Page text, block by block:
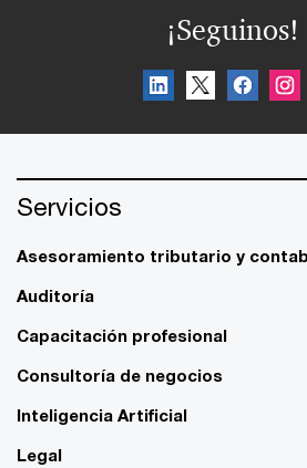
¡Seguinos!
Servicios
Asesoramiento tributario y
Auditoría
Capacitación profesional
Consultoría de negocios
Inteligencia Artificial
Legal